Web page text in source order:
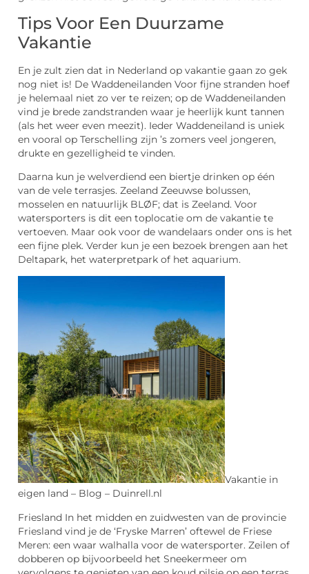
Tips Voor Een Duurzame
Vakantie
En je zult zien dat in Nederland op vakantie gaan zo gek
nog niet is! De Waddeneilanden Voor fijne stranden hoef
je helemaal niet zo ver te reizen; op de Waddeneilanden
vind je brede zandstranden waar je heerlijk kunt tannen
(als het weer even meezit). Ieder Waddeneiland is uniek
en vooral op Terschelling zijn ’s zomers veel jongeren,
drukte en gezelligheid te vinden.
Daarna kun je welverdiend een biertje drinken op één
van de vele terrasjes. Zeeland Zeeuwse bolussen,
mosselen en natuurlijk BLØF; dat is Zeeland. Voor
watersporters is dit een toplocatie om de vakantie te
vertoeven. Maar ook voor de wandelaars onder ons is het
een fijne plek. Verder kun je een bezoek brengen aan het
Deltapark, het waterpretpark of het aquarium.
Vakantie in
eigen land – Blog – Duinrell.nl
Friesland In het midden en zuidwesten van de provincie
Friesland vind je de ‘Fryske Marren’ oftewel de Friese
Meren: een waar walhalla voor de watersporter. Zeilen of
dobberen op bijvoorbeeld het Sneekermeer om